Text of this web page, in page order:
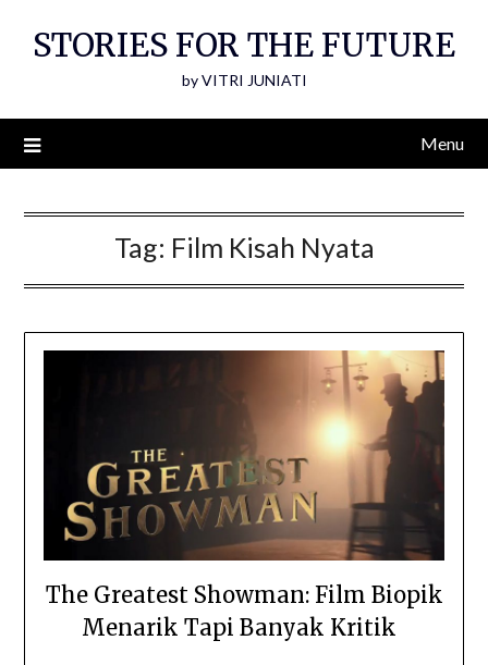
STORIES FOR THE FUTURE
by VITRI JUNIATI
Menu
Tag: Film Kisah Nyata
The Greatest Showman: Film Biopik
Menarik Tapi Banyak Kritik